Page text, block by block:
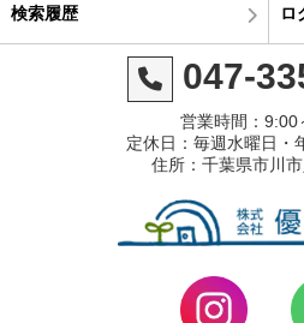
検索履歴 ロ
047-
営業時間：9:00
定休日：毎週水曜日・
住所：千葉県市川